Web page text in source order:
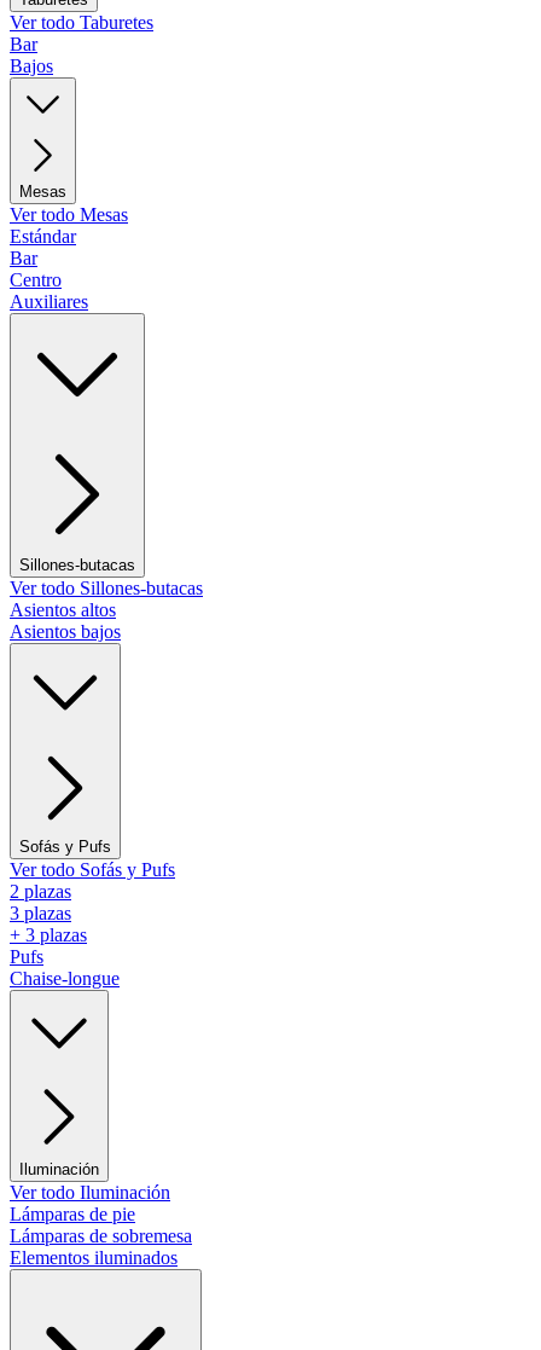
Ver todo Taburetes
Bar
Bajos
Mesas
Ver todo Mesas
Estándar
Bar
Centro
Auxiliares
Sillones-butacas
Ver todo Sillones-butacas
Asientos altos
Asientos bajos
Sofás y Pufs
Ver todo Sofás y Pufs
2 plazas
3 plazas
+ 3 plazas
Pufs
Chaise-longue
Iluminación
Ver todo Iluminación
Lámparas de pie
Lámparas de sobremesa
Elementos iluminados